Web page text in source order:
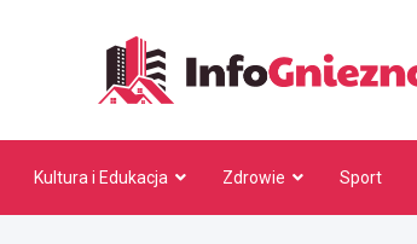
Kultura i Edukacja Zdrowie Sport